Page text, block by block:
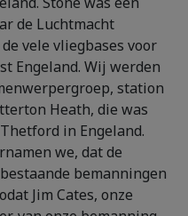
de Luchtmacht
vele vliegbases voor
Engeland. Wij werden
station
Heath, die was
in Engeland.
we, dat de
bemanningen
Jim Cates, onze